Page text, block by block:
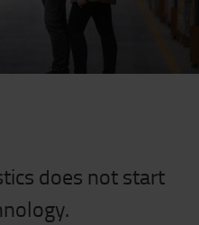
does not start